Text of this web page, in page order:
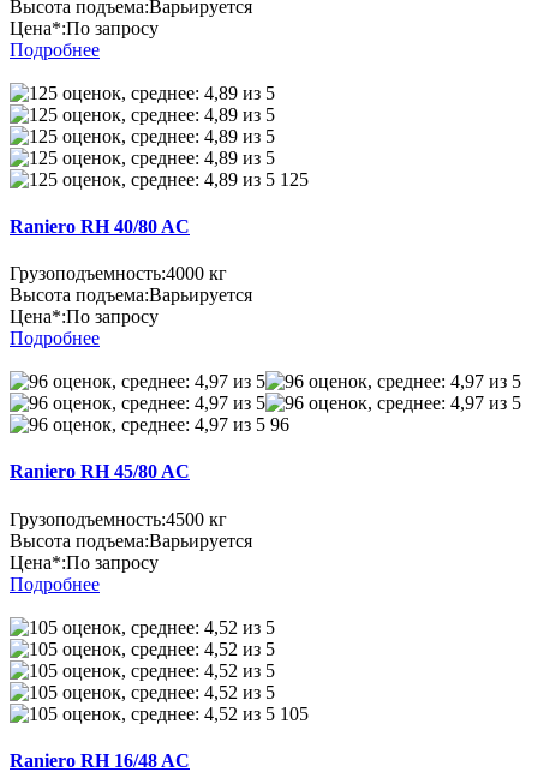
Высота подъема:Варьируется
Цена*:По запросу
Подробнее
125
Raniero RH 40/80 AC
Грузоподъемность:4000 кг
Высота подъема:Варьируется
Цена*:По запросу
Подробнее
96
Raniero RH 45/80 AC
Грузоподъемность:4500 кг
Высота подъема:Варьируется
Цена*:По запросу
Подробнее
105
Raniero RH 16/48 AC